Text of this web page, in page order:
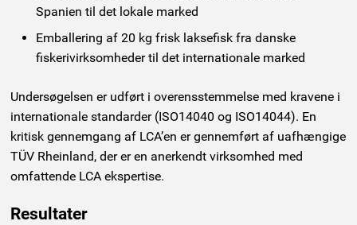
Spanien til det lokale marked
Emballering af 20 kg frisk laksefisk fra danske
fiskerivirksomheder til det internationale marked
Undersøgelsen er udført i overensstemmelse med kravene i
internationale standarder (ISO14040 og ISO14044). En
kritisk gennemgang af LCA’en er gennemført af uafhængige
TÜV Rheinland, der er en anerkendt virksomhed med
omfattende LCA ekspertise.
Resultater